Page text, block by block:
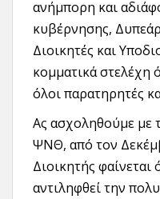
ανήμπορη και
κυβέρνησης,
Διοικητές και
κομματικά στελέχη
όλοι παρατηρητές
Ας ασχοληθούμε με
ΨΝΘ, από τον
Διοικητής φαίνεται
αντιληφθεί την